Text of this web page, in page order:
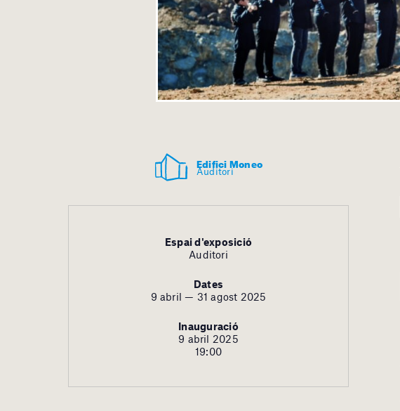
Edifici Moneo
Auditori
Espai d'exposició
Auditori
Dates
9 abril — 31 agost 2025
Inauguració
9 abril 2025
19:00